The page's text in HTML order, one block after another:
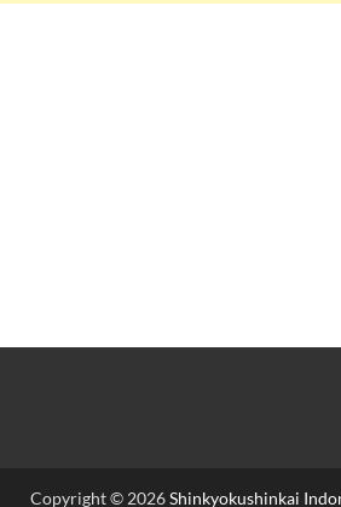
Copyright © 2026Shinkyokushinkai